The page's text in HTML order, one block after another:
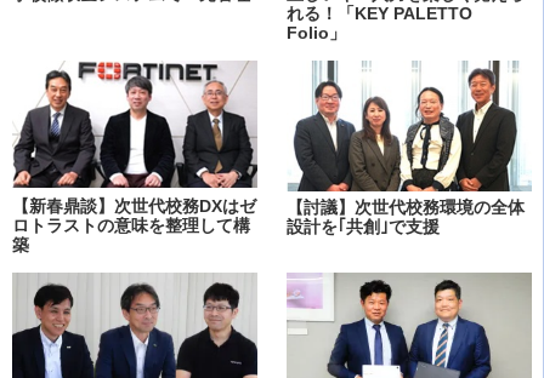
れる！「KEY PALETTO
Folio」
【新春鼎談】次世代校務DXはゼ
ロトラストの意味を整理して構
築
【討議】次世代校務環境の全体
設計を｢共創｣で支援